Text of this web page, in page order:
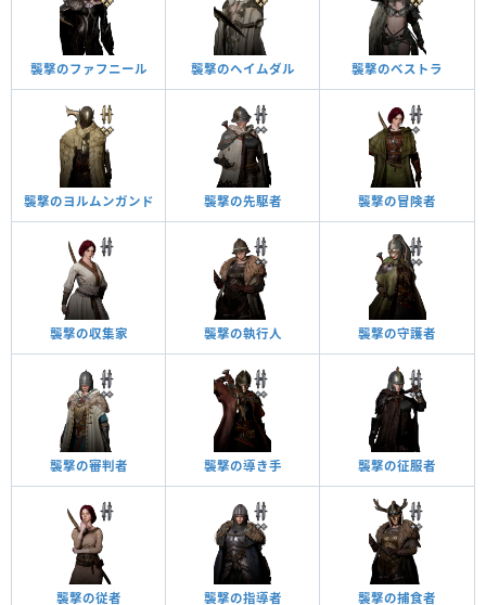
襲撃のファフニール 襲撃のヘイムダル 襲撃のベストラ
襲撃のヨルムンガンド 襲撃の先駆者 襲撃の冒険者
襲撃の収集家 襲撃の執行人 襲撃の守護者
襲撃の審判者 襲撃の導き手 襲撃の征服者
襲撃の従者 襲撃の指導者 襲撃の捕食者